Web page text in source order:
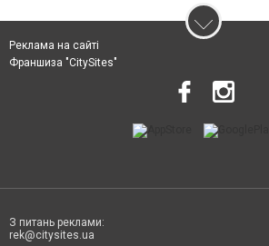
Реклама на сайті
Франшиза "CitySites"
З питань реклами:
rek@citysites.ua